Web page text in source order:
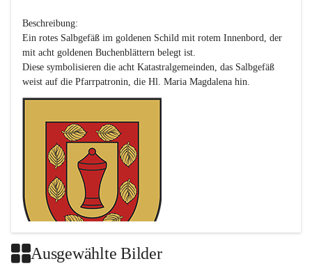
Beschreibung:
Ein rotes Salbgefäß im goldenen Schild mit rotem Innenbord, der
mit acht goldenen Buchenblättern belegt ist.
Diese symbolisieren die acht Katastralgemeinden, das Salbgefäß
Ausgewählte Bilder